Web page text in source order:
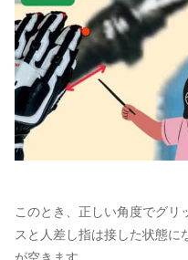
このとき、正しい角度でグリ
スと人差し指は接した状態に